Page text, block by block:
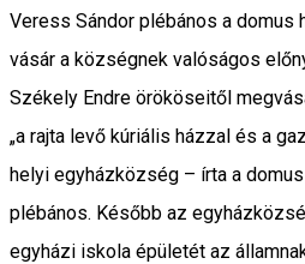
Veress Sándor plébános a domus
vásár a községnek valóságos
Székely Endre örököseitől
„a rajta levő kúriális házzal és a
helyi egyházközség – írta a
plébános. Később az
egyházi iskola épületét az